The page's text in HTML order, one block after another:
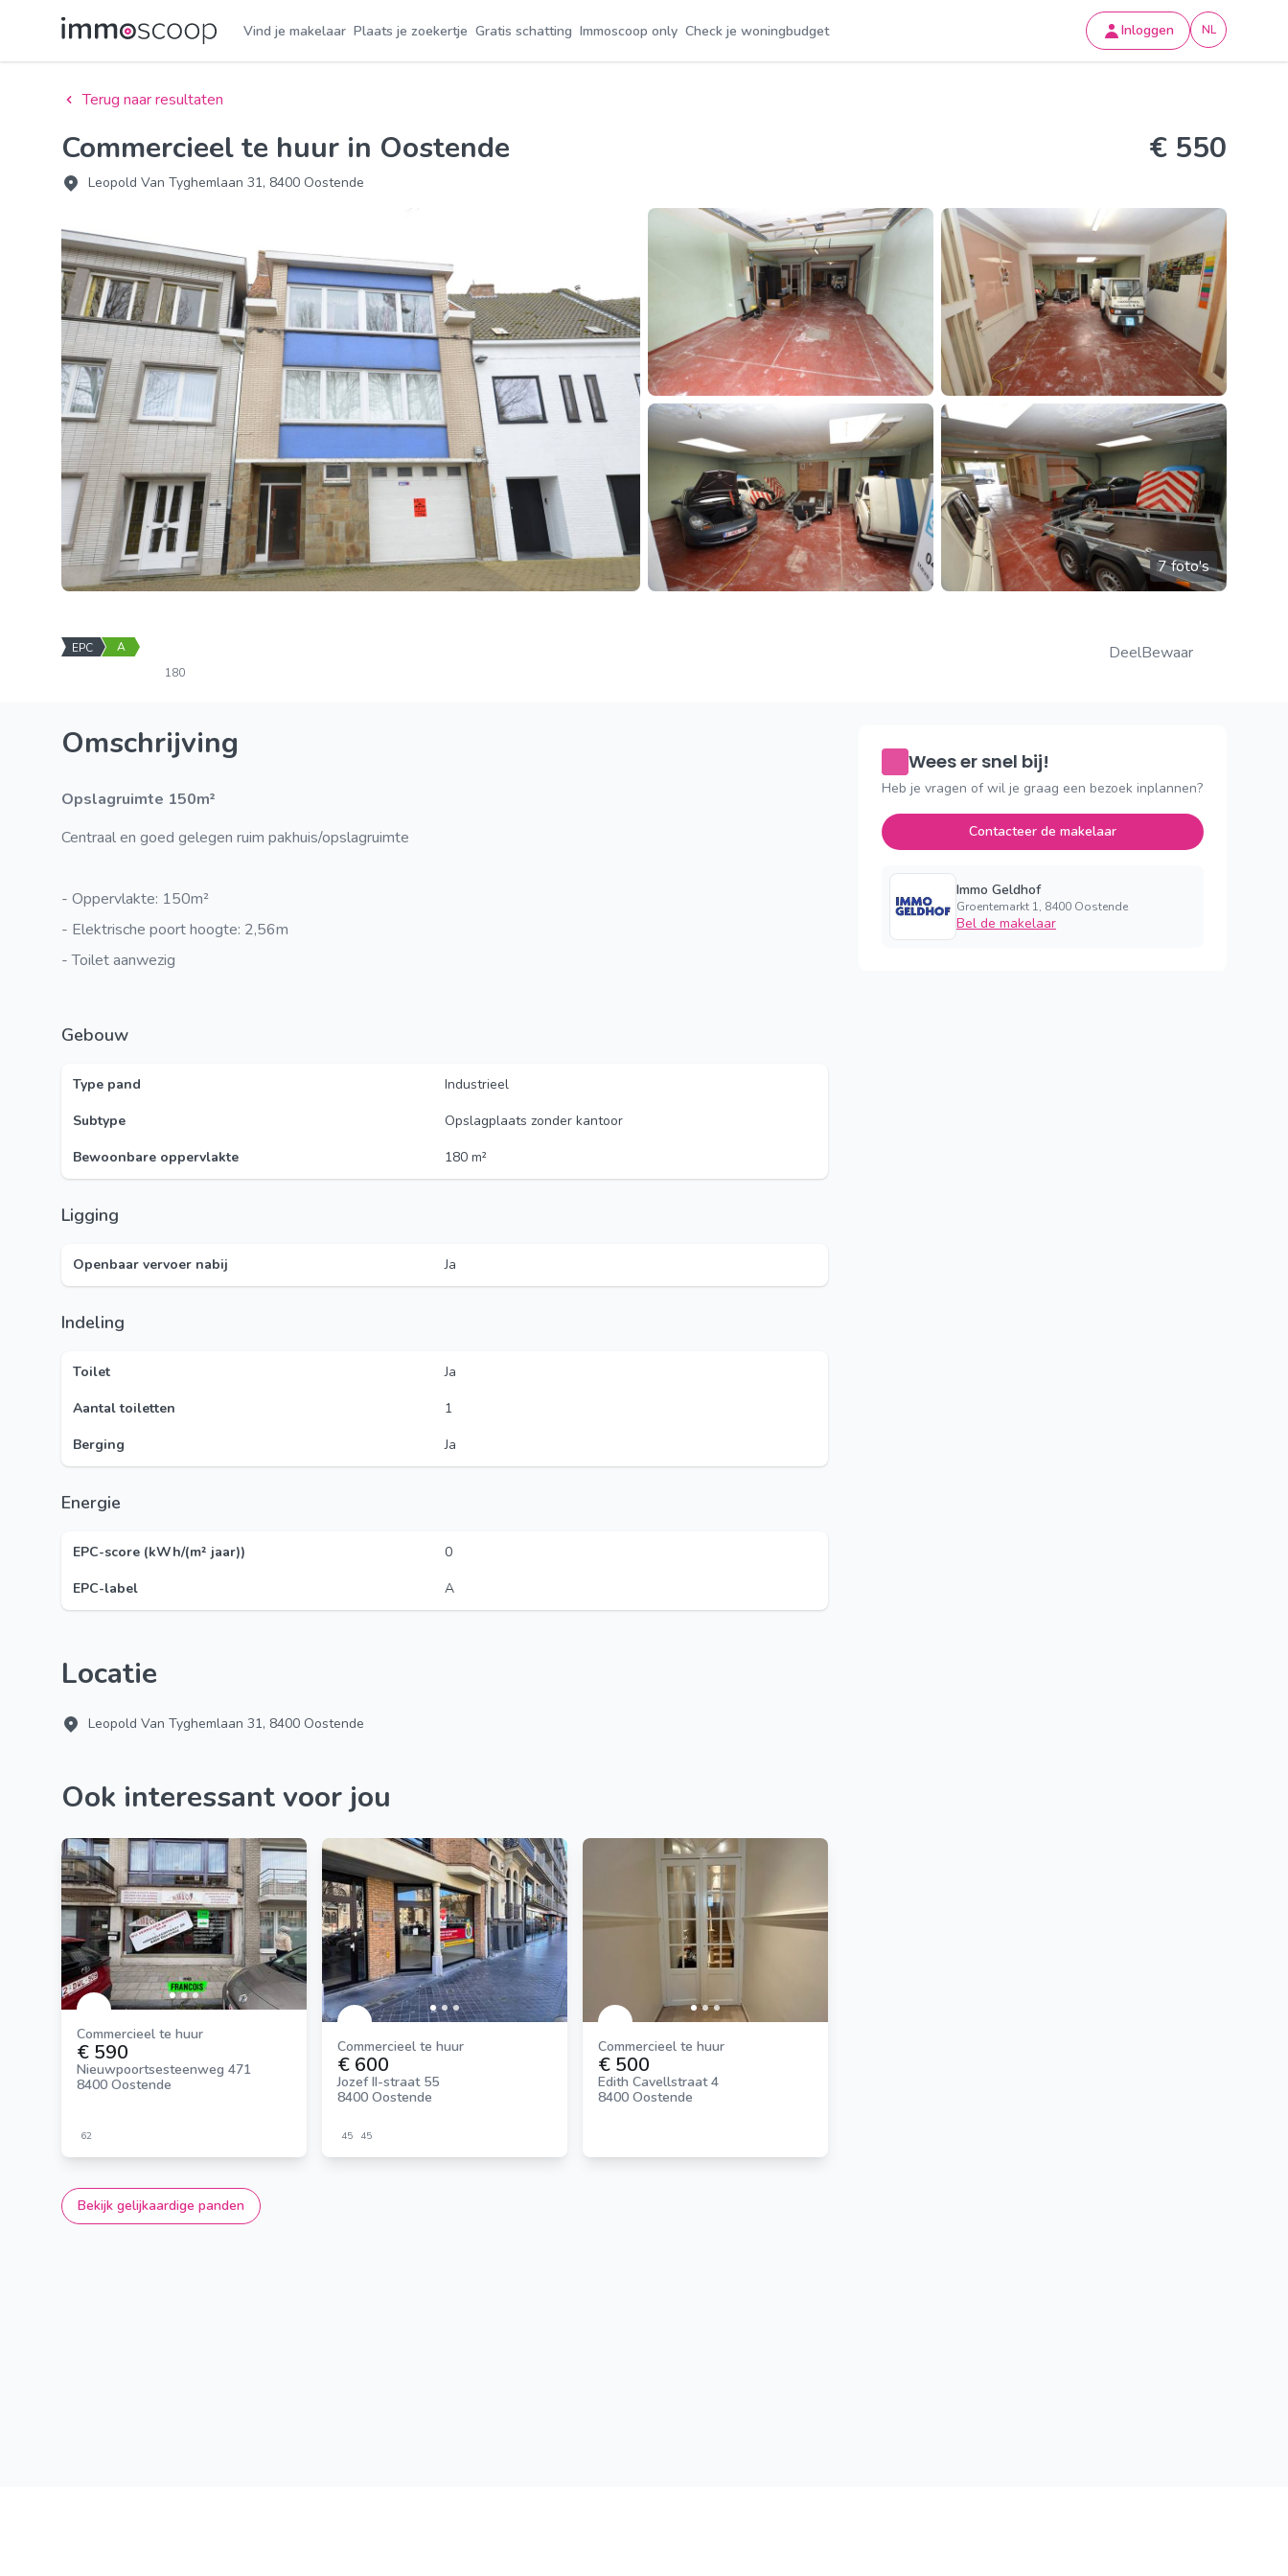
Vind je makelaar Plaats je zoekertje Gratis schatting Immoscoop only Check je woningbudget Inloggen NL
Terug naar resultaten
Commercieel te huur in Oostende
Leopold Van Tyghemlaan 31, 8400 Oostende
€ 550
7 foto's
EPC A
180
DeelBewaar
Omschrijving
Opslagruimte 150m²
Centraal en goed gelegen ruim pakhuis/opslagruimte
- Oppervlakte: 150m²
- Elektrische poort hoogte: 2,56m
- Toilet aanwezig
Gebouw
Type pand
Industrieel
Subtype
Opslagplaats zonder kantoor
Bewoonbare oppervlakte
180 m²
Ligging
Openbaar vervoer nabij Ja
Indeling
Toilet
Ja
Aantal toiletten
1
Berging
Ja
Energie
EPC-score (kWh/(m² jaar))
0
EPC-label
A
Locatie
Leopold Van Tyghemlaan 31, 8400 Oostende
Ook interessant voor jou
Commercieel te huur
€ 590
Nieuwpoortsesteenweg 471
8400 Oostende
62
Commercieel te huur
€ 600
Jozef II-straat 55
8400 Oostende
45 45
Commercieel te huur
€ 500
Edith Cavellstraat 4
8400 Oostende
Bekijk gelijkaardige panden
Wees er snel bij!
Heb je vragen of wil je graag een bezoek inplannen?
Contacteer de makelaar
Immo Geldhof
Groentemarkt 1, 8400 Oostende
Bel de makelaar